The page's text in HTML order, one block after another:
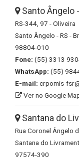
Santo Ângelo
RS-344, 97 - Oliveira
Santo Ângelo - RS -
98804-010
Fone: (55) 3313
WhatsApp: (55)
E-mail: crpomis-
Ver no Google
Santana do
Rua Coronel Ângelo
Santana do
97574-390